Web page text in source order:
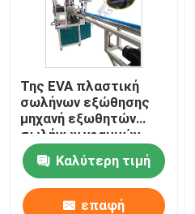
Της EVA πλαστική
σωλήνων εξώθησης
μηχανή εξωθητών
σωλήνων γραμμών
σπειροειδής άνεμος
καθαρότερη
Καλύτερη τιμή
επαφή